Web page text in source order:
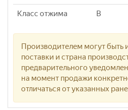
Класс отжима B
Производителем могут быть
поставки и страна
предварительного
на момент продажи
отличаться от указанных